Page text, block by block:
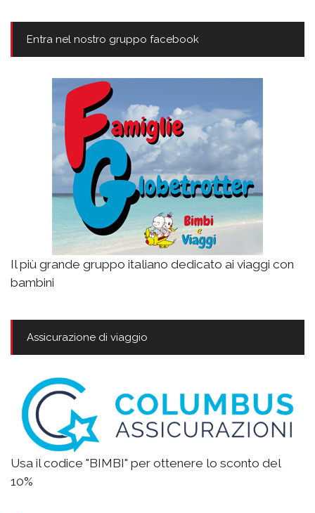
Entra nel nostro gruppo facebook
Il più grande gruppo italiano dedicato ai viaggi con
bambini
Assicurazione di viaggio
Usa il codice "BIMBI" per ottenere lo sconto del
10%